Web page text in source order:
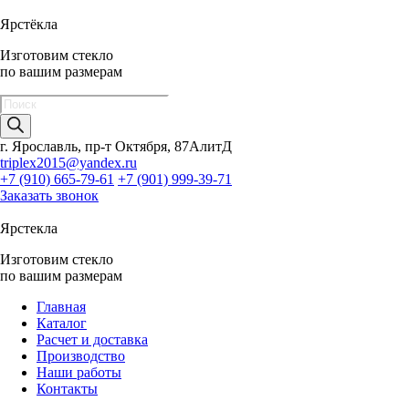
Ярстёкла
Изготовим стекло
по вашим размерам
Поиск
товаров
г. Ярославль, пр-т Октября, 87АлитД
triplex2015@yandex.ru
+7 (910) 665-79-61 +7 (901) 999-39-71
Заказать звонок
Ярстекла
Изготовим стекло
по вашим размерам
Главная
Каталог
Расчет и доставка
Производство
Наши работы
Контакты